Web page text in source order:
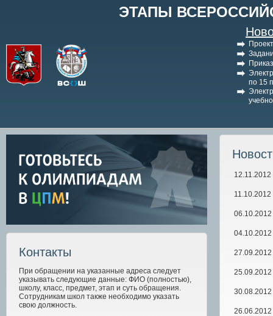
ЭТАПЫ
по 15
Контакты
При обращении на указанные адреса следует
указывать следующие данные: ФИО (полностью),
школу, класс, предмет, этап и суть обращения.
Сотрудникам школ также необходимо указать
свою должность.
12.11.2012
11.10.2012
06.10.2012
04.10.2012
27.09.2012
25.09.2012
30.08.2012
26.06.2012